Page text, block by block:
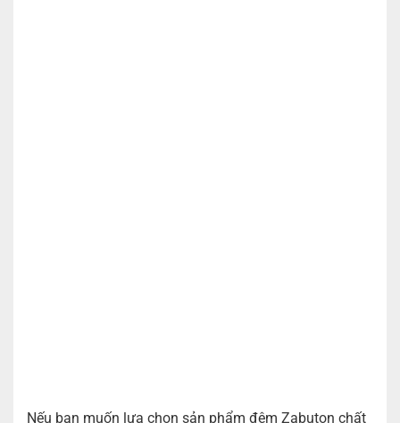
Nếu bạn muốn lựa chọn sản phẩm đệm Zabuton chất